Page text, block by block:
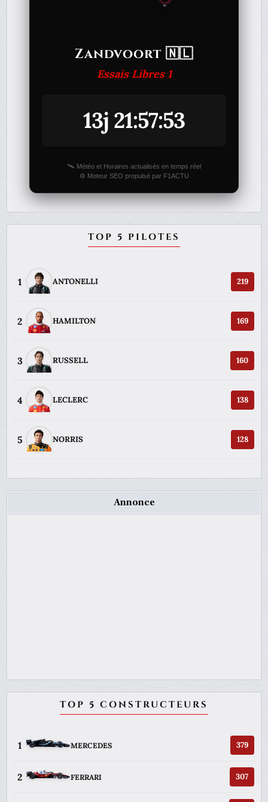
Zandvoort 🇳🇱
Essais Libres 1
13j 21:57:53
🛰️ Météo et Horaires actualisés en temps réel
⚙️ Moteur SEO propulsé par F1ACTU
TOP 5 PILOTES
1 ANTONELLI 219
2 HAMILTON 169
3 RUSSELL 160
4 LECLERC 138
5 NORRIS 128
Annonce
TOP 5 CONSTRUCTEURS
1 MERCEDES 379
2 FERRARI 307